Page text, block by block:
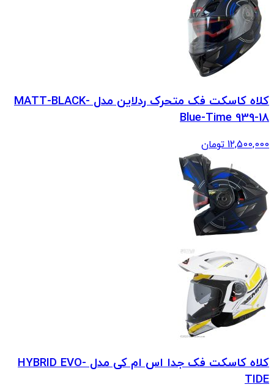
کلاه کاسکت فک متحرک ردلاین مدل MATT-BLACK-
Blue-Time 939-18
12,500,000 تومان
کلاه کاسکت فک جدا اس ام کی مدل HYBRID EVO-
TIDE